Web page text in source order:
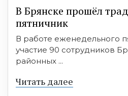
В Брянске прошёл
пятничник
В работе еженедельного
участие 90 сотрудников
районных ...
Читать далее